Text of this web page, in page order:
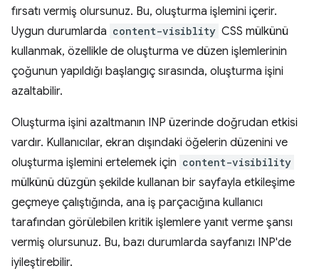
fırsatı vermiş olursunuz. Bu, oluşturma işlemini içerir.
Uygun durumlarda content-visiblity CSS mülkünü
kullanmak, özellikle de oluşturma ve düzen işlemlerinin
çoğunun yapıldığı başlangıç sırasında, oluşturma işini
azaltabilir.
Oluşturma işini azaltmanın INP üzerinde doğrudan etkisi
vardır. Kullanıcılar, ekran dışındaki öğelerin düzenini ve
oluşturma işlemini ertelemek için content-visibility
mülkünü düzgün şekilde kullanan bir sayfayla etkileşime
geçmeye çalıştığında, ana iş parçacığına kullanıcı
tarafından görülebilen kritik işlemlere yanıt verme şansı
vermiş olursunuz. Bu, bazı durumlarda sayfanızı INP'de
iyileştirebilir.